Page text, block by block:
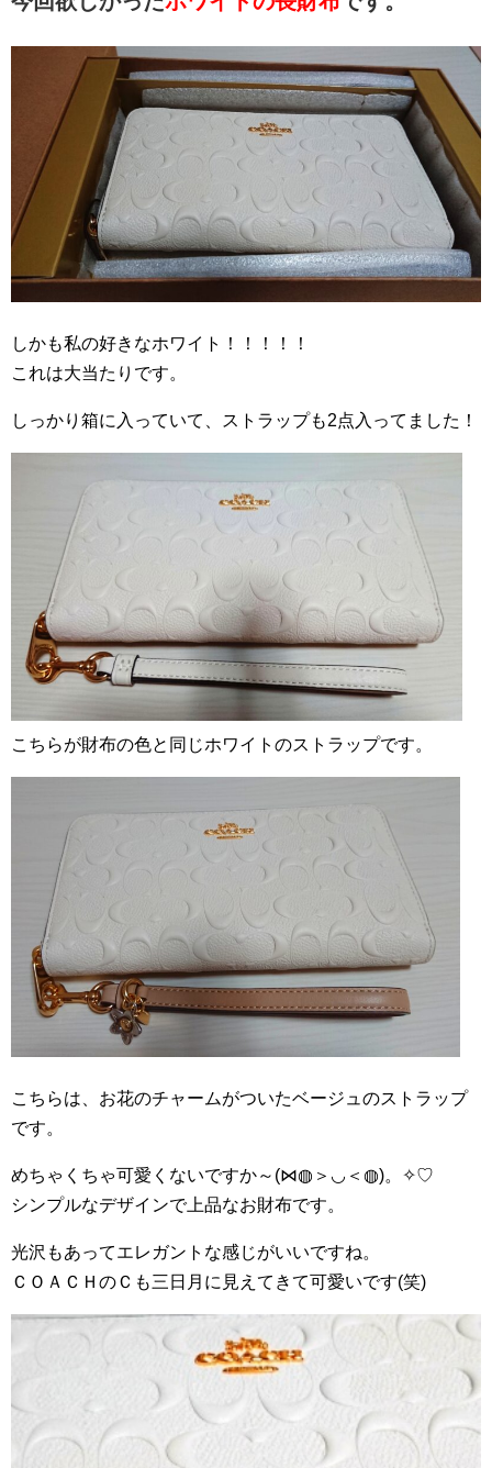
しかも私の好きなホワイト！！！！！
これは大当たりです。
しっかり箱に入っていて、ストラップも2点入ってました！
こちらが財布の色と同じホワイトのストラップです。
こちらは、お花のチャームがついたベージュのストラップ
です。
めちゃくちゃ可愛くないですか～(⋈◍＞◡＜◍)。✧♡
シンプルなデザインで上品なお財布です。
光沢もあってエレガントな感じがいいですね。
ＣＯＡＣＨのＣも三日月に見えてきて可愛いです(笑)